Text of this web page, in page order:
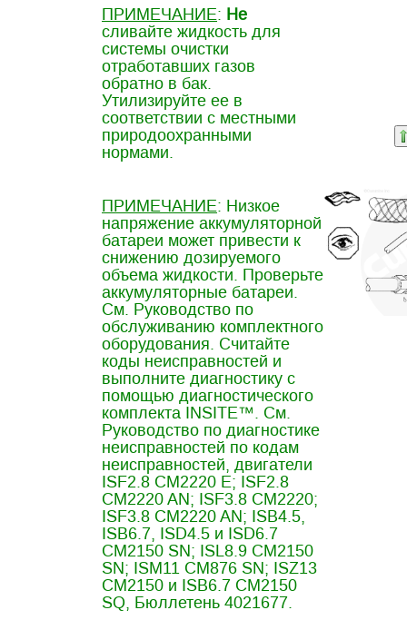
ПРИМЕЧАНИЕ: Не
сливайте жидкость для
системы очистки
отработавших газов
обратно в бак.
Утилизируйте ее в
соответствии с местными
природоохранными
нормами.
ПРИМЕЧАНИЕ: Низкое
напряжение аккумуляторной
батареи может привести к
снижению дозируемого
объема жидкости. Проверьте
аккумуляторные батареи.
См. Руководство по
обслуживанию комплектного
оборудования. Считайте
коды неисправностей и
выполните диагностику с
помощью диагностического
комплекта INSITE™. См.
Руководство по диагностике
неисправностей по кодам
неисправностей, двигатели
ISF2.8 CM2220 E; ISF2.8
CM2220 AN; ISF3.8 CM2220;
ISF3.8 CM2220 AN; ISB4.5,
ISB6.7, ISD4.5 и ISD6.7
CM2150 SN; ISL8.9 CM2150
SN; ISM11 CM876 SN; ISZ13
CM2150 и ISB6.7 CM2150
SQ, Бюллетень 4021677.